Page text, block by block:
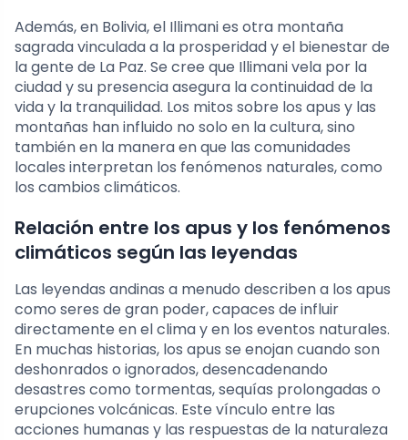
Además, en Bolivia, el Illimani es otra montaña
sagrada vinculada a la prosperidad y el bienestar de
la gente de La Paz. Se cree que Illimani vela por la
ciudad y su presencia asegura la continuidad de la
vida y la tranquilidad. Los mitos sobre los apus y las
montañas han influido no solo en la cultura, sino
también en la manera en que las comunidades
locales interpretan los fenómenos naturales, como
los cambios climáticos.
Relación entre los apus y los fenómenos
climáticos según las leyendas
Las leyendas andinas a menudo describen a los apus
como seres de gran poder, capaces de influir
directamente en el clima y en los eventos naturales.
En muchas historias, los apus se enojan cuando son
deshonrados o ignorados, desencadenando
desastres como tormentas, sequías prolongadas o
erupciones volcánicas. Este vínculo entre las
acciones humanas y las respuestas de la naturaleza